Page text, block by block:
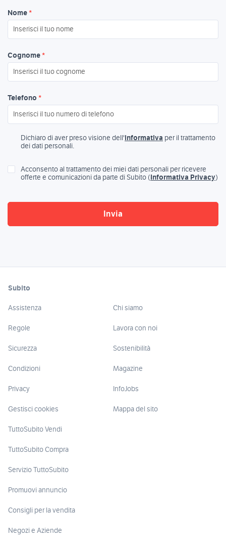
Nome *
Cognome *
Telefono *
Dichiaro di aver preso visione dell' informativa per il trattamento
dei dati personali.
Acconsento al trattamento dei miei dati personali per ricevere
offerte e comunicazioni da parte di Subito ( Informativa Privacy)
Subito
Assistenza
Regole
Sicurezza
Condizioni
Privacy
Gestisci cookies
TuttoSubito Vendi
TuttoSubito Compra
Servizio TuttoSubito
Promuovi annuncio
Consigli per la vendita
Negozi e Aziende
Chi siamo
Lavora con noi
Sostenibilità
Magazine
InfoJobs
Mappa del sito